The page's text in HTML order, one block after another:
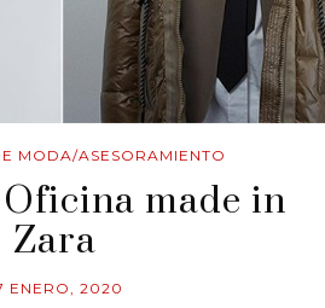
MODA/ASESORAMIENTO
Oficina made in
Zara
ENERO, 2020